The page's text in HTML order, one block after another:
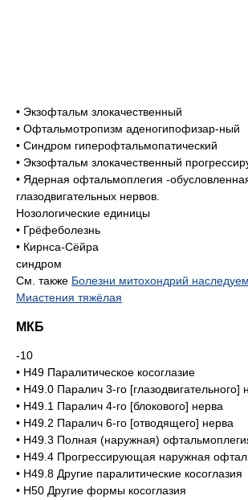
• Экзофтальм злокачественный
• Офтальмотропизм аденогипофизар-ный
• Синдром гиперофтальмопатический
• Экзофтальм злокачественный
• Ядерная офтальмоплегия -
глазодвигательных нервов.
Нозологические единицы
• Грёфеболезнь
• Кирнса-Сёйра
синдром
См. также Болезни митохондрий
Миастения тяжёлая
МКБ
-10
• Н49 Паралитическое косоглазие
• Н49.0 Паралич 3-го [глазодвигательного]
• Н49.1 Паралич 4-го [блокового] нерва
• Н49.2 Паралич 6-го [отводящего] нерва
• Н49.3 Полная (наружная)
• Н49.4 Прогрессирующая наружная
• Н49.8 Другие паралитические косоглазия
• Н50 Другие формы косоглазия